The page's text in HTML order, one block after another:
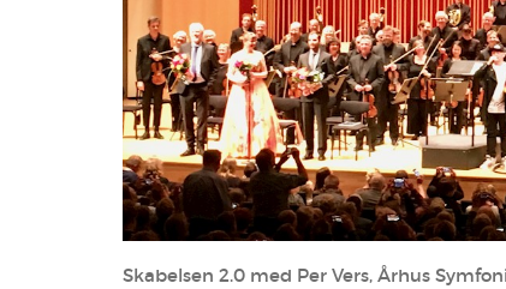
Skabelsen 2.0 med Per Vers, Århus